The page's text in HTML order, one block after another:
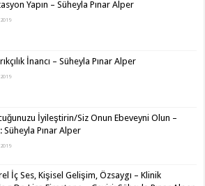
Yapın – Süheyla Pınar Alper
İnancı – Süheyla Pınar Alper
İyileştirin/Siz Onun Ebeveyni Olun –
Süheyla Pınar Alper
İç Ses, Kişisel Gelişim, Özsaygı – Klinik